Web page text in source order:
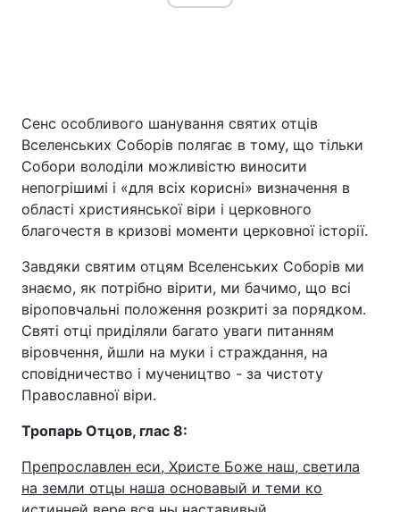
Сенс особливого шанування святих отців
Вселенських Соборів полягає в тому, що тільки
Собори володіли можливістю виносити
непогрішимі і «для всіх корисні» визначення в
області християнської віри і церковного
благочестя в кризові моменти церковної історії.
Завдяки святим отцям Вселенських Соборів ми
знаємо, як потрібно вірити, ми бачимо, що всі
віроповчальні положення розкриті за порядком.
Святі отці приділяли багато уваги питанням
віровчення, йшли на муки і страждання, на
сповідничество і мучеництво - за чистоту
Православної віри.
Тропарь Отцов, глас 8:
Препрославлен еси, Христе Боже наш, светила
на земли отцы наша основавый и теми ко